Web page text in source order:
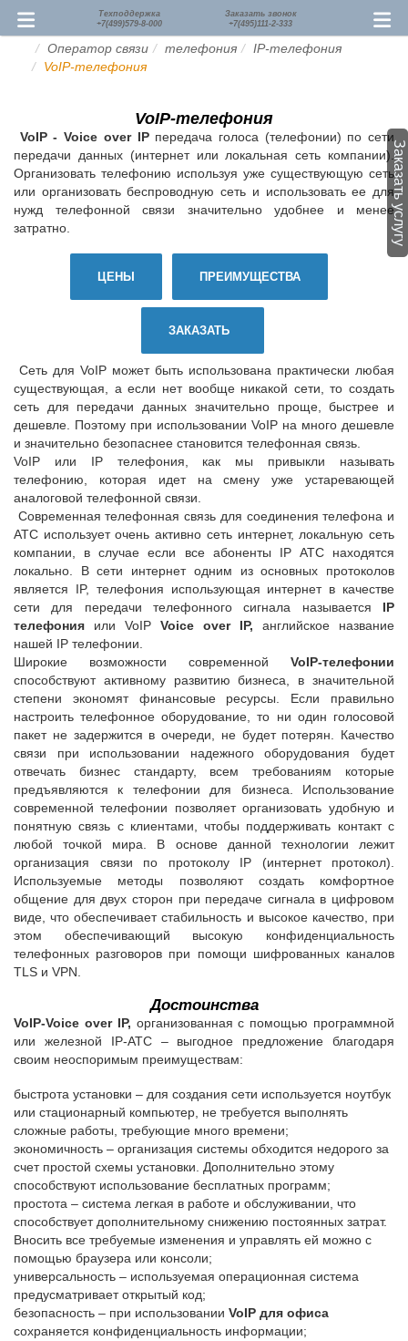
Заказать услугу
Техподдержка
+7(499)579-8-000
Заказать звонок
+7(495)111-2-333
Оператор связи телефония
IP-телефония
VoIP-телефония
VoIP-телефония
VoIP - Voice over IP передача голоса (телефонии) по сети
передачи данных (интернет или локальная сеть компании).
Организовать телефонию используя уже существующую сеть
или организовать беспроводную сеть и использовать ее для
нужд телефонной связи значительно удобнее и менее
затратно.
ЦЕНЫ ПРЕИМУЩЕСТВА
ЗАКАЗАТЬ
Сеть для VoIP может быть использована практически любая
существующая, а если нет вообще никакой сети, то создать
сеть для передачи данных значительно проще, быстрее и
дешевле. Поэтому при использовании VoIP на много дешевле
и значительно безопаснее становится телефонная связь.
VoIP или IP телефония, как мы привыкли называть
телефонию, которая идет на смену уже устаревающей
аналоговой телефонной связи.
Современная телефонная связь для соединения телефона и
АТС использует очень активно сеть интернет, локальную сеть
компании, в случае если все абоненты IP АТС находятся
локально. В сети интернет одним из основных протоколов
является IP, телефония использующая интернет в качестве
сети для передачи телефонного сигнала называется IP
телефония или VoIP Voice over IP, английское название
нашей IP телефонии.
Широкие возможности современной VoIP-телефонии
способствуют активному развитию бизнеса, в значительной
степени экономят финансовые ресурсы. Если правильно
настроить телефонное оборудование, то ни один голосовой
пакет не задержится в очереди, не будет потерян. Качество
связи при использовании надежного оборудования будет
отвечать бизнес стандарту, всем требованиям которые
предъявляются к телефонии для бизнеса. Использование
современной телефонии позволяет организовать удобную и
понятную связь с клиентами, чтобы поддерживать контакт с
любой точкой мира. В основе данной технологии лежит
организация связи по протоколу IP (интернет протокол).
Используемые методы позволяют создать комфортное
общение для двух сторон при передаче сигнала в цифровом
виде, что обеспечивает стабильность и высокое качество, при
этом обеспечивающий высокую конфиденциальность
телефонных разговоров при помощи шифрованных каналов
TLS и VPN.
Достоинства
VoIP-Voice over IP, организованная с помощью программной
или железной IP-АТС – выгодное предложение благодаря
своим неоспоримым преимуществам:
быстрота установки – для создания сети используется ноутбук
или стационарный компьютер, не требуется выполнять
сложные работы, требующие много времени;
экономичность – организация системы обходится недорого за
счет простой схемы установки. Дополнительно этому
способствуют использование бесплатных программ;
простота – система легкая в работе и обслуживании, что
способствует дополнительному снижению постоянных затрат.
Вносить все требуемые изменения и управлять ей можно с
помощью браузера или консоли;
универсальность – используемая операционная система
предусматривает открытый код;
безопасность – при использовании VoIP для офиса
сохраняется конфиденциальность информации;